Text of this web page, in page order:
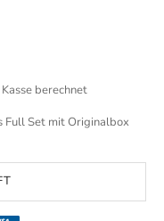
berechnet
Full Set mit Originalbox